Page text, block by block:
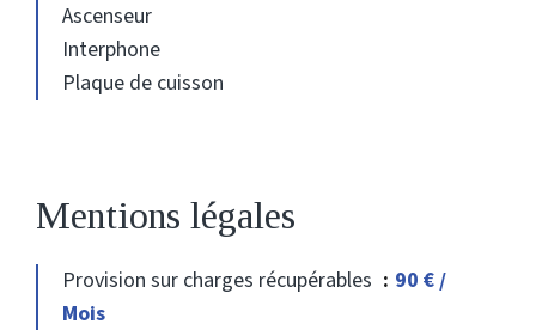
Ascenseur
Interphone
Plaque de cuisson
Mentions légales
Provision sur charges récupérables
90 € /
Mois